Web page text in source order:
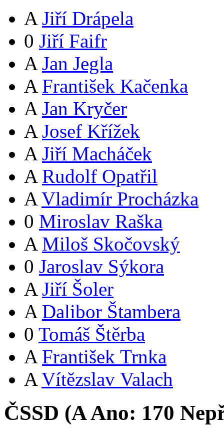
A Jiří Drápela
0 Jiří Faifr
A Jan Jegla
A František Kačenka
A Jan Kryčer
A Josef Křížek
A Jiří Macháček
A Rudolf Opatřil
A Vladimír Procházka
0 Miroslav Raška
A Miloš Skočovský
0 Jaroslav Sýkora
A Jiří Šoler
A Dalibor Štambera
0 Tomáš Štěrba
A František Trnka
A Vítězslav Valach
ČSSD (AAno: 170